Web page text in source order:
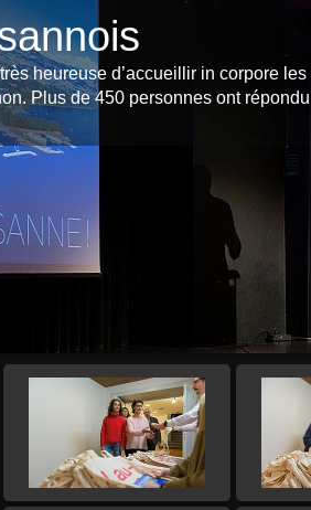
heureuse d’accueillir in corpore les
Plus de 450 personnes ont répondu